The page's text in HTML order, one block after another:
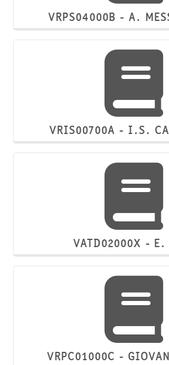
VRPS04000B - A.
VRIS00700A - I.S.
VATD02000X - E.
VRPC01000C -